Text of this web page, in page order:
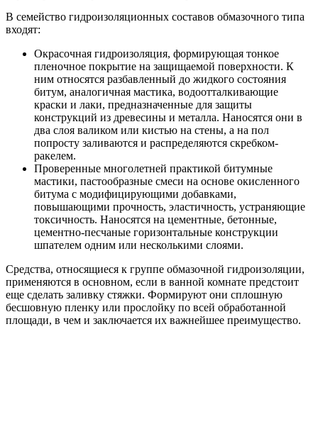
В семейство гидроизоляционных составов обмазочного типа
входят:
Окрасочная гидроизоляция, формирующая тонкое
пленочное покрытие на защищаемой поверхности. К
ним относятся разбавленный до жидкого состояния
битум, аналогичная мастика, водоотталкивающие
краски и лаки, предназначенные для защиты
конструкций из древесины и металла. Наносятся они в
два слоя валиком или кистью на стены, а на пол
попросту заливаются и распределяются скребком-
ракелем.
Проверенные многолетней практикой битумные
мастики, пастообразные смеси на основе окисленного
битума с модифицирующими добавками,
повышающими прочность, эластичность, устраняющие
токсичность. Наносятся на цементные, бетонные,
цементно-песчаные горизонтальные конструкции
шпателем одним или несколькими слоями.
Средства, относящиеся к группе обмазочной гидроизоляции,
применяются в основном, если в ванной комнате предстоит
еще сделать заливку стяжки. Формируют они сплошную
бесшовную пленку или прослойку по всей обработанной
площади, в чем и заключается их важнейшее преимущество.